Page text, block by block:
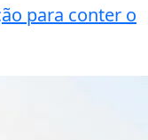
para conter o